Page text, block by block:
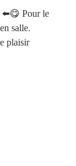
Pour le
salle.
plaisir